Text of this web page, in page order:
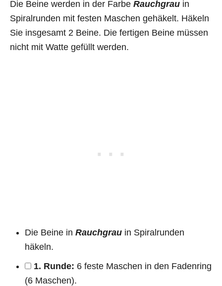
Die Beine werden in der Farbe Rauchgrau in
Spiralrunden mit festen Maschen gehäkelt. Häkeln
Sie insgesamt 2 Beine. Die fertigen Beine müssen
nicht mit Watte gefüllt werden.
Die Beine in Rauchgrau in Spiralrunden
häkeln.
1. Runde: 6 feste Maschen in den Fadenring
(6 Maschen).